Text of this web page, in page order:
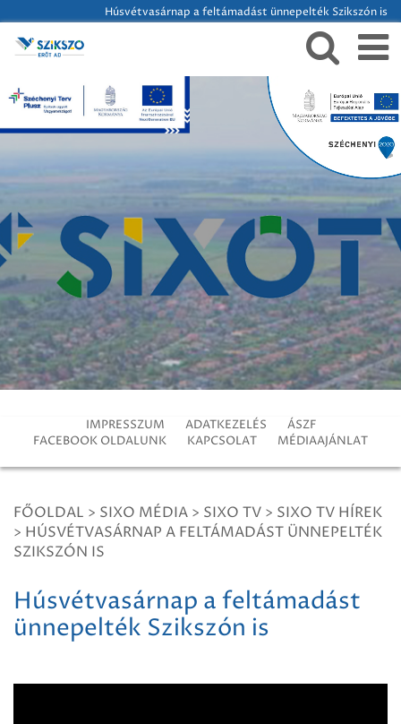
Húsvétvasárnap a feltámadást ünnepelték Szikszón is
IMPRESSZUM ADATKEZELÉS
ÁSZF
FACEBOOK OLDALUNK
KAPCSOLAT MÉDIAAJÁNLAT
FŐOLDAL > SIXO MÉDIA > SIXO TV > SIXO TV HÍREK
> HÚSVÉTVASÁRNAP A FELTÁMADÁST ÜNNEPELTÉK
SZIKSZÓN IS
Húsvétvasárnap a feltámadást
ünnepelték Szikszón is